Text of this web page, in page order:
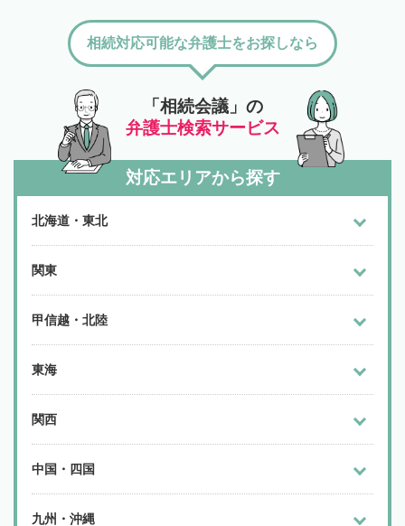
「相続会議」の
弁護士検索サービス
相続対応可能な弁護士をお探しなら
対応エリアから探す
北海道・東北
関東
甲信越・北陸
東海
関西
中国・四国
九州・沖縄